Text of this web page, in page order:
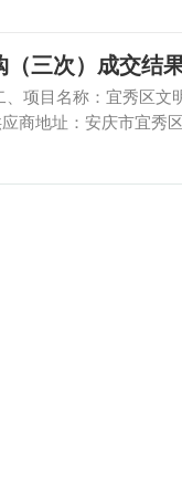
（三次）成交结
目名称：宜秀区文
商地址：安庆市宜秀